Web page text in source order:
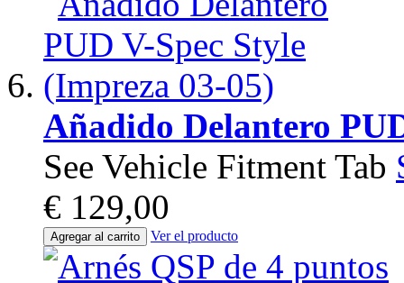
Añadido Delantero
See Vehicle Fitment Tab
€ 129,00
Agregar al carrito Ver el producto